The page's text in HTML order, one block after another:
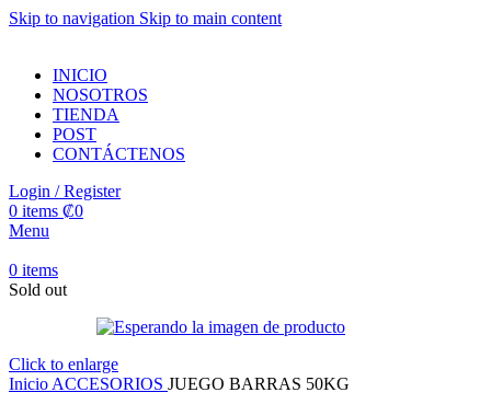
Skip to navigation Skip to main content
INICIO
NOSOTROS
TIENDA
POST
CONTÁCTENOS
Login / Register
0 items ₡0
Menu
0 items
Sold out
Click to enlarge
Inicio ACCESORIOS JUEGO BARRAS 50KG